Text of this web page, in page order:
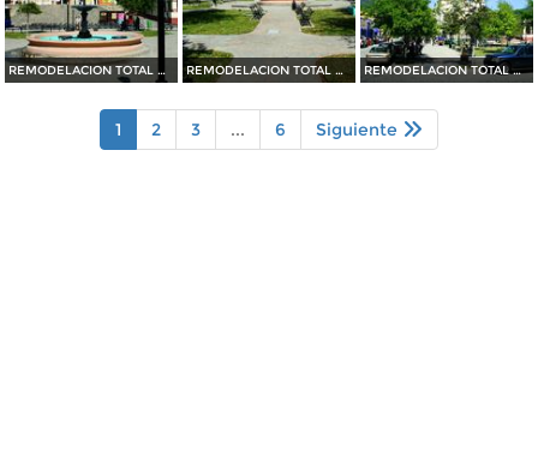
REMODELACION TOTAL DE PLAZA OCAMPO (2010) REMODELACION TOTAL DE PLAZA OCAMPO (2010) REMODELACION TOTAL DE PLAZA OCAMPO (2010)
1 2 3 ... 6 Siguiente